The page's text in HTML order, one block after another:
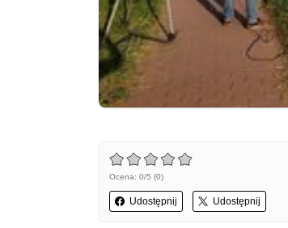
Ocena: 0/5 (0)
Udostępnij Udostępnij